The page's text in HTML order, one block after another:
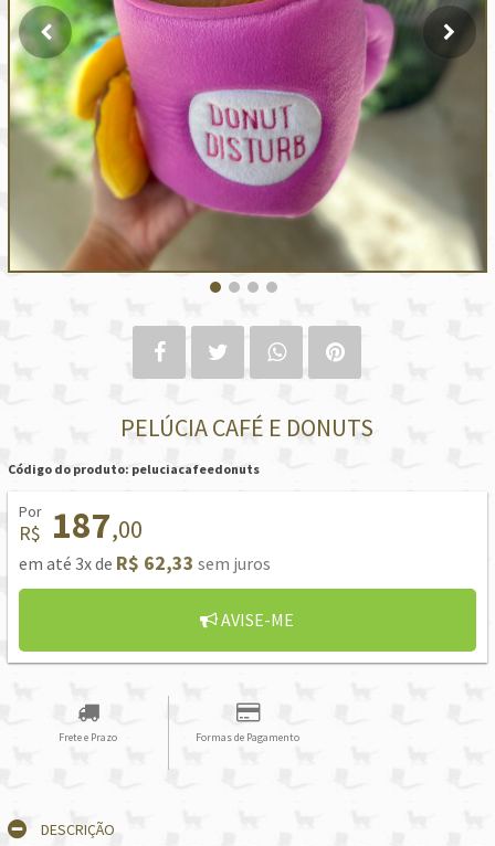
PELÚCIA CAFÉ E DONUTS
Código do produto: peluciacafeedonuts
Por
R$ 187,00
em até 3x de R$ 62,33 sem juros
AVISE-ME
Frete e Prazo Formas de Pagamento
DESCRIÇÃO